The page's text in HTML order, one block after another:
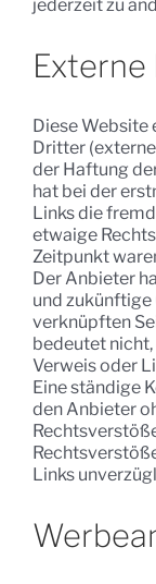
jederzeit zu
Externe
Diese Website
Dritter
der Haftung
hat bei der
Links die
etwaige
Zeitpunkt
Der Anbieter
und zukünftige
verknüpften
bedeutet
Verweis oder
Eine ständige
den Anbieter
Links